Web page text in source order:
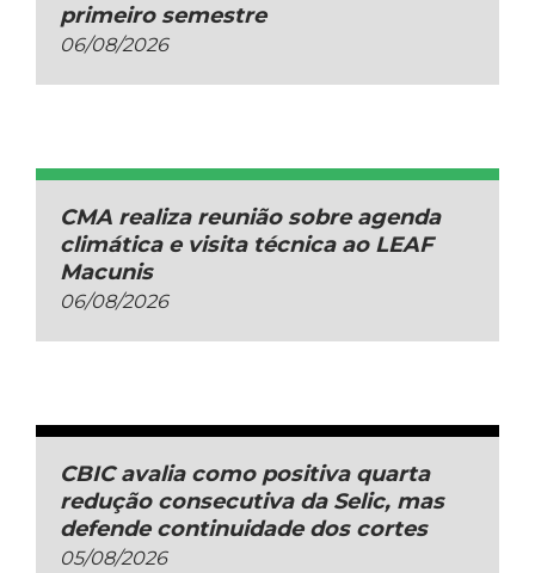
primeiro semestre
06/08/2026
CMA realiza reunião sobre agenda
climática e visita técnica ao LEAF
Macunis
06/08/2026
CBIC avalia como positiva quarta
redução consecutiva da Selic, mas
defende continuidade dos cortes
05/08/2026